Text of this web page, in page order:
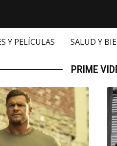
Y PELÍCULAS SALUD Y
PRIME